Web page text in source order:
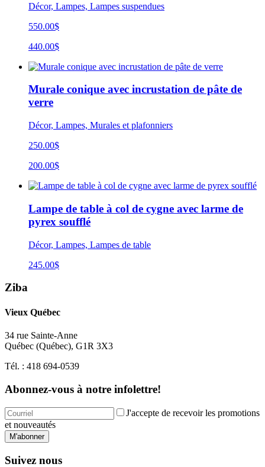
Décor, Lampes, Lampes suspendues
550.00$
440.00$
Murale conique avec incrustation de pâte de
verre
Décor, Lampes, Murales et plafonniers
250.00$
200.00$
Lampe de table à col de cygne avec larme de
pyrex soufflé
Décor, Lampes, Lampes de table
245.00$
Ziba
Vieux Québec
34 rue Sainte-Anne
Québec (Québec), G1R 3X3
Tél. : 418 694-0539
Abonnez-vous à notre infolettre!
J'accepte de recevoir les promotions
et nouveautés
M'abonner
Suivez nous